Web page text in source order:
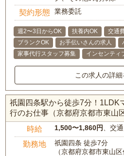
契約形態 業務委託
週2〜3日からOK 扶養内OK 交通
ブランクOK
お手伝いさんの求人
家事代行スタッフ募集
インセンティ
この求人の詳
祇園四条駅から徒歩7分！1LDK
行のお仕事（京都府京都市東山
時給 1,500〜1,860円 、交
勤務地
祇園四条 徒歩7分
（京都府京都市東山区